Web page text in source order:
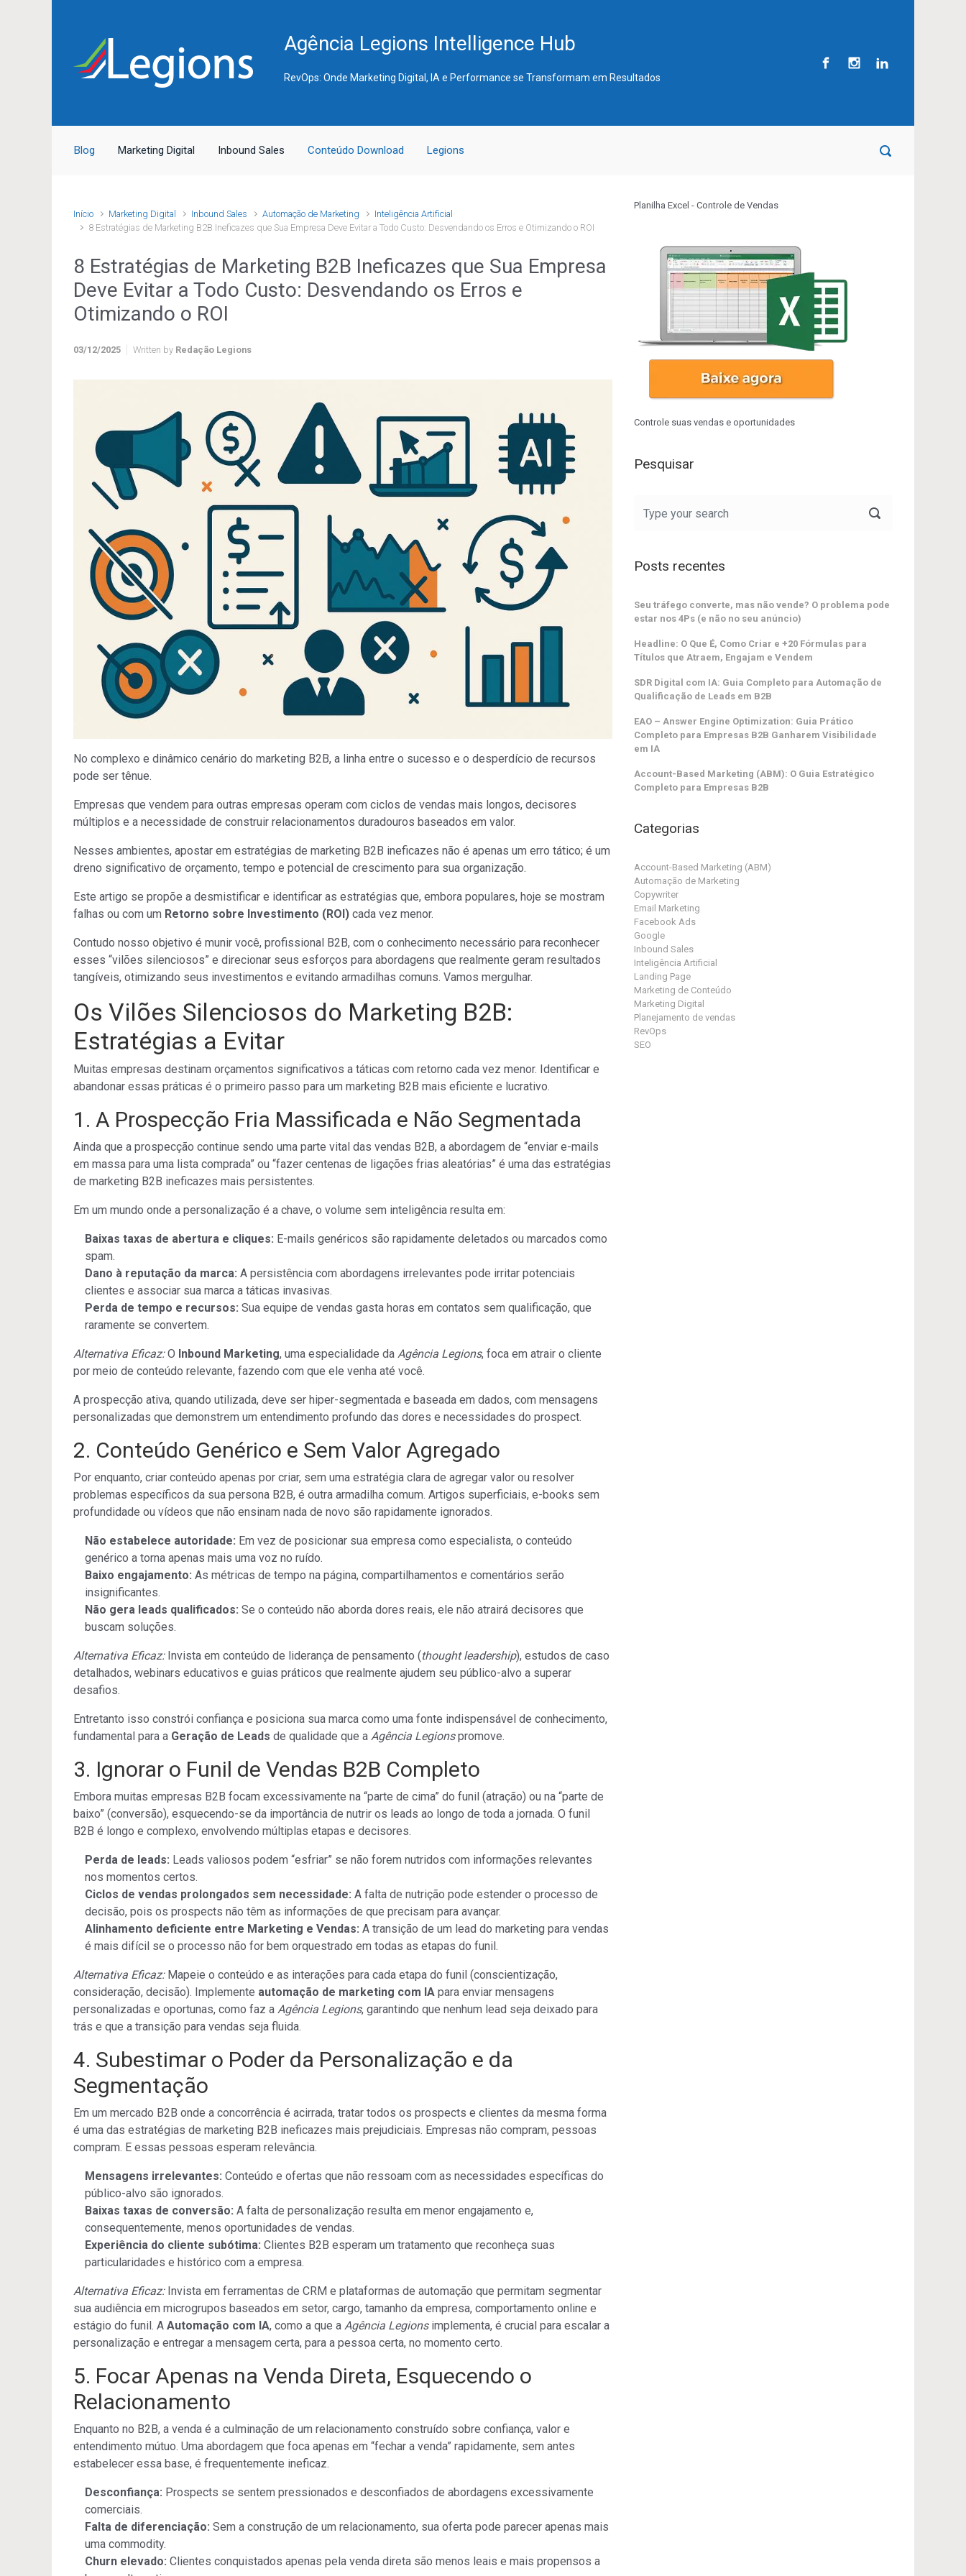
Agência Legions Intelligence Hub
RevOps: Onde Marketing Digital, IA e Performance se Transformam em Resultados
Blog Marketing Digital Inbound Sales Conteúdo Download Legions
Início Marketing Digital Inbound Sales Automação de Marketing
Inteligência Artificial
8 Estratégias de Marketing B2B Ineficazes que Sua Empresa Deve Evitar a Todo Custo: Desvendando os Erros e Otimizando o ROI
8 Estratégias de Marketing B2B Ineficazes que Sua Empresa
Deve Evitar a Todo Custo: Desvendando os Erros e
Otimizando o ROI
03/12/2025 Written by Redação Legions
No complexo e dinâmico cenário do marketing B2B, a linha entre o sucesso e o desperdício de recursos
pode ser tênue.
Empresas que vendem para outras empresas operam com ciclos de vendas mais longos, decisores
múltiplos e a necessidade de construir relacionamentos duradouros baseados em valor.
Nesses ambientes, apostar em estratégias de marketing B2B ineficazes não é apenas um erro tático; é um
dreno significativo de orçamento, tempo e potencial de crescimento para sua organização.
Este artigo se propõe a desmistificar e identificar as estratégias que, embora populares, hoje se mostram
falhas ou com um Retorno sobre Investimento (ROI) cada vez menor.
Contudo nosso objetivo é munir você, profissional B2B, com o conhecimento necessário para reconhecer
esses “vilões silenciosos” e direcionar seus esforços para abordagens que realmente geram resultados
tangíveis, otimizando seus investimentos e evitando armadilhas comuns. Vamos mergulhar.
Os Vilões Silenciosos do Marketing B2B:
Estratégias a Evitar
Muitas empresas destinam orçamentos significativos a táticas com retorno cada vez menor. Identificar e
abandonar essas práticas é o primeiro passo para um marketing B2B mais eficiente e lucrativo.
1. A Prospecção Fria Massificada e Não Segmentada
Ainda que a prospecção continue sendo uma parte vital das vendas B2B, a abordagem de “enviar e-mails
em massa para uma lista comprada” ou “fazer centenas de ligações frias aleatórias” é uma das estratégias
de marketing B2B ineficazes mais persistentes.
Em um mundo onde a personalização é a chave, o volume sem inteligência resulta em:
Baixas taxas de abertura e cliques: E-mails genéricos são rapidamente deletados ou marcados como
spam.
Dano à reputação da marca: A persistência com abordagens irrelevantes pode irritar potenciais
clientes e associar sua marca a táticas invasivas.
Perda de tempo e recursos: Sua equipe de vendas gasta horas em contatos sem qualificação, que
raramente se convertem.
Alternativa Eficaz:O Inbound Marketing, uma especialidade da Agência Legions, foca em atrair o cliente
por meio de conteúdo relevante, fazendo com que ele venha até você.
A prospecção ativa, quando utilizada, deve ser hiper-segmentada e baseada em dados, com mensagens
personalizadas que demonstrem um entendimento profundo das dores e necessidades do prospect.
2. Conteúdo Genérico e Sem Valor Agregado
Por enquanto, criar conteúdo apenas por criar, sem uma estratégia clara de agregar valor ou resolver
problemas específicos da sua persona B2B, é outra armadilha comum. Artigos superficiais, e-books sem
profundidade ou vídeos que não ensinam nada de novo são rapidamente ignorados.
Não estabelece autoridade: Em vez de posicionar sua empresa como especialista, o conteúdo
genérico a torna apenas mais uma voz no ruído.
Baixo engajamento: As métricas de tempo na página, compartilhamentos e comentários serão
insignificantes.
Não gera leads qualificados: Se o conteúdo não aborda dores reais, ele não atrairá decisores que
buscam soluções.
Alternativa Eficaz:Invista em conteúdo de liderança de pensamento (thought leadership), estudos de caso
detalhados, webinars educativos e guias práticos que realmente ajudem seu público-alvo a superar
desafios.
Entretanto isso constrói confiança e posiciona sua marca como uma fonte indispensável de conhecimento,
fundamental para a Geração de Leads de qualidade que a Agência Legionspromove.
3. Ignorar o Funil de Vendas B2B Completo
Embora muitas empresas B2B focam excessivamente na “parte de cima” do funil (atração) ou na “parte de
baixo” (conversão), esquecendo-se da importância de nutrir os leads ao longo de toda a jornada. O funil
B2B é longo e complexo, envolvendo múltiplas etapas e decisores.
Perda de leads: Leads valiosos podem “esfriar” se não forem nutridos com informações relevantes
nos momentos certos.
Ciclos de vendas prolongados sem necessidade: A falta de nutrição pode estender o processo de
decisão, pois os prospects não têm as informações de que precisam para avançar.
Alinhamento deficiente entre Marketing e Vendas: A transição de um lead do marketing para vendas
é mais difícil se o processo não for bem orquestrado em todas as etapas do funil.
Alternativa Eficaz:Mapeie o conteúdo e as interações para cada etapa do funil (conscientização,
consideração, decisão). Implemente automação de marketing com IA para enviar mensagens
personalizadas e oportunas, como faz a Agência Legions, garantindo que nenhum lead seja deixado para
trás e que a transição para vendas seja fluida.
4. Subestimar o Poder da Personalização e da
Segmentação
Em um mercado B2B onde a concorrência é acirrada, tratar todos os prospects e clientes da mesma forma
é uma das estratégias de marketing B2B ineficazes mais prejudiciais. Empresas não compram, pessoas
compram. E essas pessoas esperam relevância.
Mensagens irrelevantes: Conteúdo e ofertas que não ressoam com as necessidades específicas do
público-alvo são ignorados.
Baixas taxas de conversão: A falta de personalização resulta em menor engajamento e,
consequentemente, menos oportunidades de vendas.
Experiência do cliente subótima: Clientes B2B esperam um tratamento que reconheça suas
particularidades e histórico com a empresa.
Alternativa Eficaz:Invista em ferramentas de CRM e plataformas de automação que permitam segmentar
sua audiência em microgrupos baseados em setor, cargo, tamanho da empresa, comportamento online e
estágio do funil. A Automação com IA, como a que a Agência Legionsimplementa, é crucial para escalar a
personalização e entregar a mensagem certa, para a pessoa certa, no momento certo.
5. Focar Apenas na Venda Direta, Esquecendo o
Relacionamento
Enquanto no B2B, a venda é a culminação de um relacionamento construído sobre confiança, valor e
entendimento mútuo. Uma abordagem que foca apenas em “fechar a venda” rapidamente, sem antes
estabelecer essa base, é frequentemente ineficaz.
Desconfiança: Prospects se sentem pressionados e desconfiados de abordagens excessivamente
comerciais.
Falta de diferenciação: Sem a construção de um relacionamento, sua oferta pode parecer apenas mais
uma commodity.
Churn elevado: Clientes conquistados apenas pela venda direta são menos leais e mais propensos a
Planilha Excel - Controle de Vendas
Controle suas vendas e oportunidades
Pesquisar
Posts recentes
Seu tráfego converte, mas não vende? O problema pode
estar nos 4Ps (e não no seu anúncio)
Headline: O Que É, Como Criar e +20 Fórmulas para
Títulos que Atraem, Engajam e Vendem
SDR Digital com IA: Guia Completo para Automação de
Qualificação de Leads em B2B
EAO – Answer Engine Optimization: Guia Prático
Completo para Empresas B2B Ganharem Visibilidade
em IA
Account-Based Marketing (ABM): O Guia Estratégico
Completo para Empresas B2B
Categorias
Account-Based Marketing (ABM)
Automação de Marketing
Copywriter
Email Marketing
Facebook Ads
Google
Inbound Sales
Inteligência Artificial
Landing Page
Marketing de Conteúdo
Marketing Digital
Planejamento de vendas
RevOps
SEO